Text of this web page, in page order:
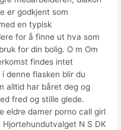
er godkjent som
en typisk
for å finne ut hva som
for din bolig. O m Om
findes intet
denne flasken blir du
alltid har båret deg og
fred og stille glede.
eldre damer porno call girl
Hjortehundutvalget N S DK